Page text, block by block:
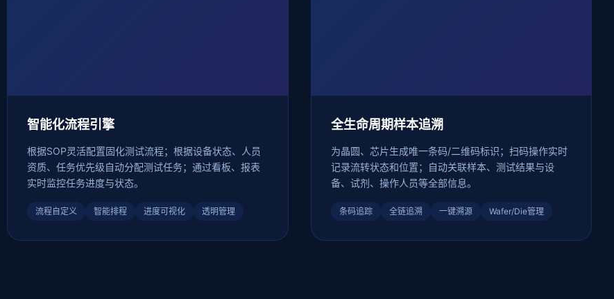
智能化流程引擎
根据SOP灵活配置固化测试流程；根据设备状态、人员
资质、任务优先级自动分配测试任务；通过看板、报表
实时监控任务进度与状态。
流程自定义 智能排程 进度可视化 透明管理
全生命周期样本追溯
为晶圆、芯片生成唯一条码/二维码标识；扫码操作实时
记录流转状态和位置；自动关联样本、测试结果与设
备、试剂、操作人员等全部信息。
条码追踪 全链追溯 一键溯源 Wafer/Die管理